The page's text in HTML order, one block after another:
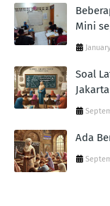
Mini
Soal
Ada